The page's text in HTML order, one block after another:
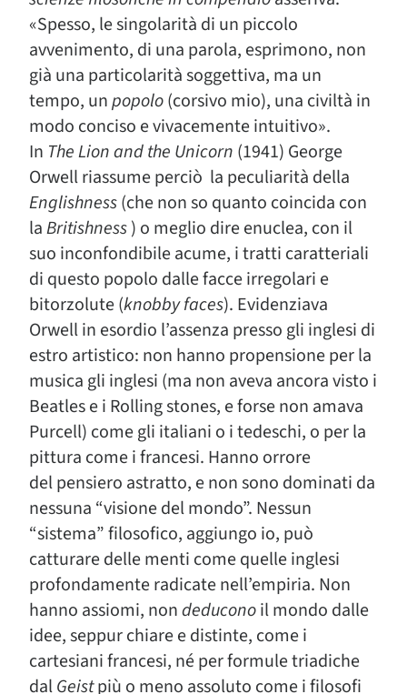
«Spesso, le singolarità di un piccolo
avvenimento, di una parola, esprimono, non
già una particolarità soggettiva, ma un
tempo, unpopolo(corsivo mio), una civiltà in
modo conciso e vivacemente intuitivo».
In The Lion and the Unicorn (1941) George
Orwell riassume perciò la peculiarità della
Englishness(che non so quanto coincida con
laBritishness) o meglio dire enuclea, con il
suo inconfondibile acume, i tratti caratteriali
di questo popolo dalle facce irregolari e
bitorzolute (knobby faces). Evidenziava
Orwell in esordio l’assenza presso gli inglesi di
estro artistico: non hanno propensione per la
musica gli inglesi (ma non aveva ancora visto i
Beatles e i Rolling stones, e forse non amava
Purcell) come gli italiani o i tedeschi, o per la
pittura come i francesi. Hanno orrore
del pensiero astratto, e non sono dominati da
nessuna “visione del mondo”. Nessun
“sistema” filosofico, aggiungo io, può
catturare delle menti come quelle inglesi
profondamente radicate nell’empiria. Non
hanno assiomi, nondeduconoil mondo dalle
idee, seppur chiare e distinte, come i
cartesiani francesi, né per formule triadiche
dalGeistpiù o meno assoluto come i filosofi